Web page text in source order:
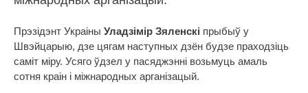
Прэзідэнт Украіны Уладзімір Зяленскі прыбыў у
Швэйцарыю, дзе цягам наступных дзён будзе праходзіць
саміт міру. Усяго ўдзел у пасяджэнні возьмуць амаль
сотня краін і міжнародных арганізацый.